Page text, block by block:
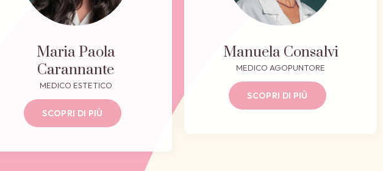
Maria Paola
Carannante
MEDICO ESTETICO
SCOPRI DI PIÙ
Manuela Consalvi
MEDICO AGOPUNTORE
SCOPRI DI PIÙ